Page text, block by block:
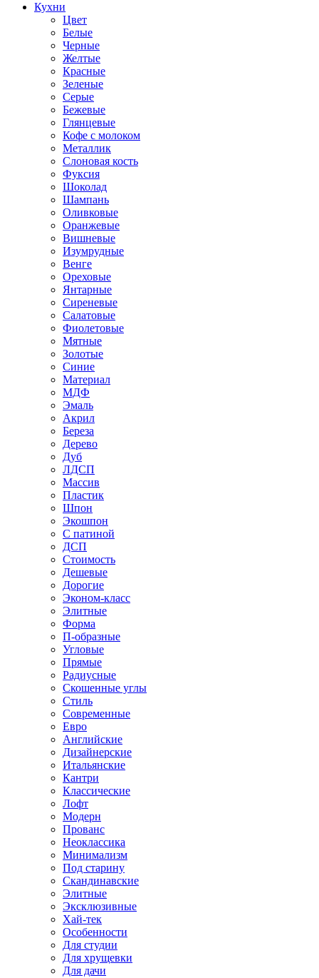
Кухни
Цвет
Белые
Черные
Желтые
Красные
Зеленые
Серые
Бежевые
Глянцевые
Кофе с молоком
Металлик
Слоновая кость
Фуксия
Шоколад
Шампань
Оливковые
Оранжевые
Вишневые
Изумрудные
Венге
Ореховые
Янтарные
Сиреневые
Салатовые
Фиолетовые
Мятные
Золотые
Синие
Материал
МДФ
Эмаль
Акрил
Береза
Дерево
Дуб
ЛДСП
Массив
Пластик
Шпон
Экошпон
С патиной
ДСП
Стоимость
Дешевые
Дорогие
Эконом-класс
Элитные
Форма
П-образные
Угловые
Прямые
Радиусные
Скошенные углы
Стиль
Современные
Евро
Английские
Дизайнерские
Итальянские
Кантри
Классические
Лофт
Модерн
Прованс
Неоклассика
Минимализм
Под старину
Скандинавские
Элитные
Эксклюзивные
Хай-тек
Особенности
Для студии
Для хрущевки
Для дачи